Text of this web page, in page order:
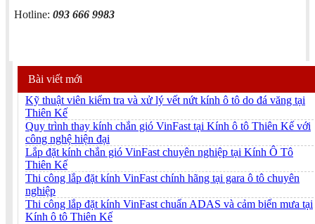
Hotline: 093 666 9983
Bài viết mới
Kỹ thuật viên kiểm tra và xử lý vết nứt kính ô tô do đá văng tại
Thiên Kế
Quy trình thay kính chắn gió VinFast tại Kính ô tô Thiên Kế với
công nghệ hiện đại
Lắp đặt kính chắn gió VinFast chuyên nghiệp tại Kính Ô Tô
Thiên Kế
Thi công lắp đặt kính VinFast chính hãng tại gara ô tô chuyên
nghiệp
Thi công lắp đặt kính VinFast chuẩn ADAS và cảm biến mưa tại
Kính ô tô Thiên Kế